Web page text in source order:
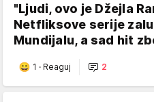
"Ljudi, ovo je Džejla
Netfliksove serije
Mundijalu, a sad hit
1 · Reaguj 2